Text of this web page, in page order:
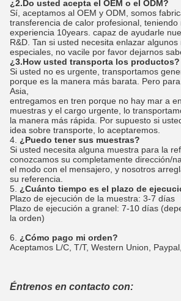
¿2.Do usted acepta el OEM o el ODM?
Sí, aceptamos al OEM y ODM, somos
transferencia de calor profesional, teniendo
experiencia 10years. capaz de ayudarle
R&D. Tan si usted necesita enlazar algunos
especiales, no vacile por favor dejarnos
¿3.How usted transporta los productos?
Si usted no es urgente, transportamos
porque es la manera más barata. Pero
Asia,
entregamos en tren porque no hay mar a
muestras y el cargo urgente, lo
la manera más rápida. Por supuesto si
idea sobre transporte, lo aceptaremos.
4. ¿Puedo tener sus muestras?
Si usted necesita alguna muestra para la
conozcamos su completamente dirección/
el modo con el mensajero, y nosotros
su referencia.
5. ¿Cuánto tiempo es el plazo de
Plazo de ejecución de la muestra: 3-7 días
Plazo de ejecución a granel: 7-10 días
la orden)
6. ¿Cómo pago mi orden?
Aceptamos L/C, T/T, Western Union,
Éntrenos en contacto con: